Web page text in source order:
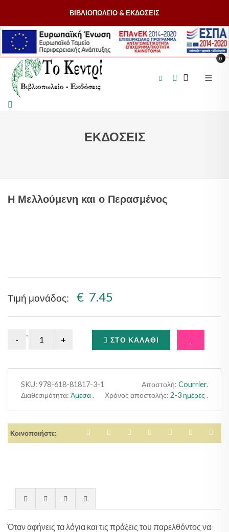
ΒΙΒΛΙΟΠΩΛEΙΟ & ΕΚΔΟΣΕΙΣ
0
ΕΚΔΟΣΕΙΣ
Η Μελλούμενη και ο Περασμένος
Τιμή μονάδος: € 7.45
.
ΣΤΟ ΚΑΛΆΘΙ
SKU: 978-618-81817-3-1 Αποστολή: Courrier.
Διαθεσιμότητα: Άμεσα. Χρόνος αποστολής: 2-3 ημέρες .
Κοινοποιήστε:
Όταν αφή­νεις τα λό­για και τις πρά­ξεις του πα­ρελ­θό­ντος να